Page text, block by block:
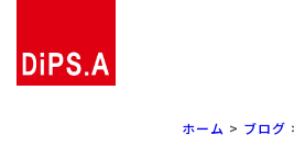
ホーム > ブログ